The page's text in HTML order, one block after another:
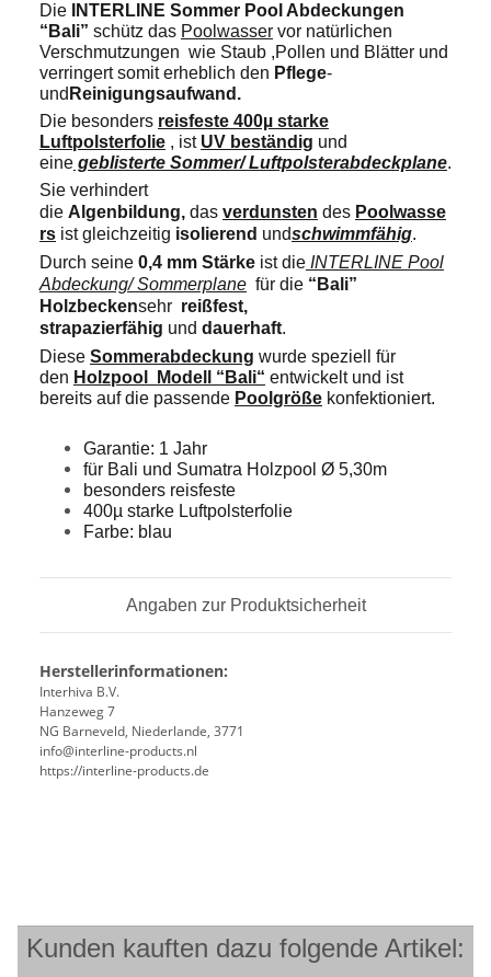
Die INTERLINE Sommer Pool Abdeckungen
“Bali” schütz das Poolwasser vor natürlichen
Verschmutzungen wie Staub ,Pollen und Blätter und
verringert somit erheblich den Pflege-
und Reinigungsaufwand.
Die besonders reisfeste 400µ starke
Luftpolsterfolie , ist UV beständig und
eine geblisterte Sommer/ Luftpolsterabdeckplane.
Sie verhindert
die Algenbildung, das verdunsten des Poolwasse
rs ist gleichzeitig isolierend undschwimmfähig.
Durch seine 0,4 mm Stärke ist die INTERLINE Pool
Abdeckung/ Sommerplane für die “Bali”
Holzbeckensehr reißfest,
strapazierfähig und dauerhaft.
Diese Sommerabdeckung wurde speziell für
den Holzpool Modell “Bali“ entwickelt und ist
bereits auf die passende Poolgröße konfektioniert.
Garantie: 1 Jahr
für Bali und Sumatra Holzpool Ø 5,30m
besonders reisfeste
400µ starke Luftpolsterfolie
Farbe: blau
Angaben zur Produktsicherheit
Herstellerinformationen:
Interhiva B.V.
Hanzeweg 7
NG Barneveld, Niederlande, 3771
info@interline-products.nl
https://interline-products.de
Kunden kauften dazu folgende Artikel: